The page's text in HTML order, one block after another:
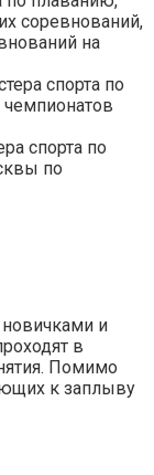
соревнований,
на
спорта по
спорта по
по
новичками и
в
Помимо
к заплыву